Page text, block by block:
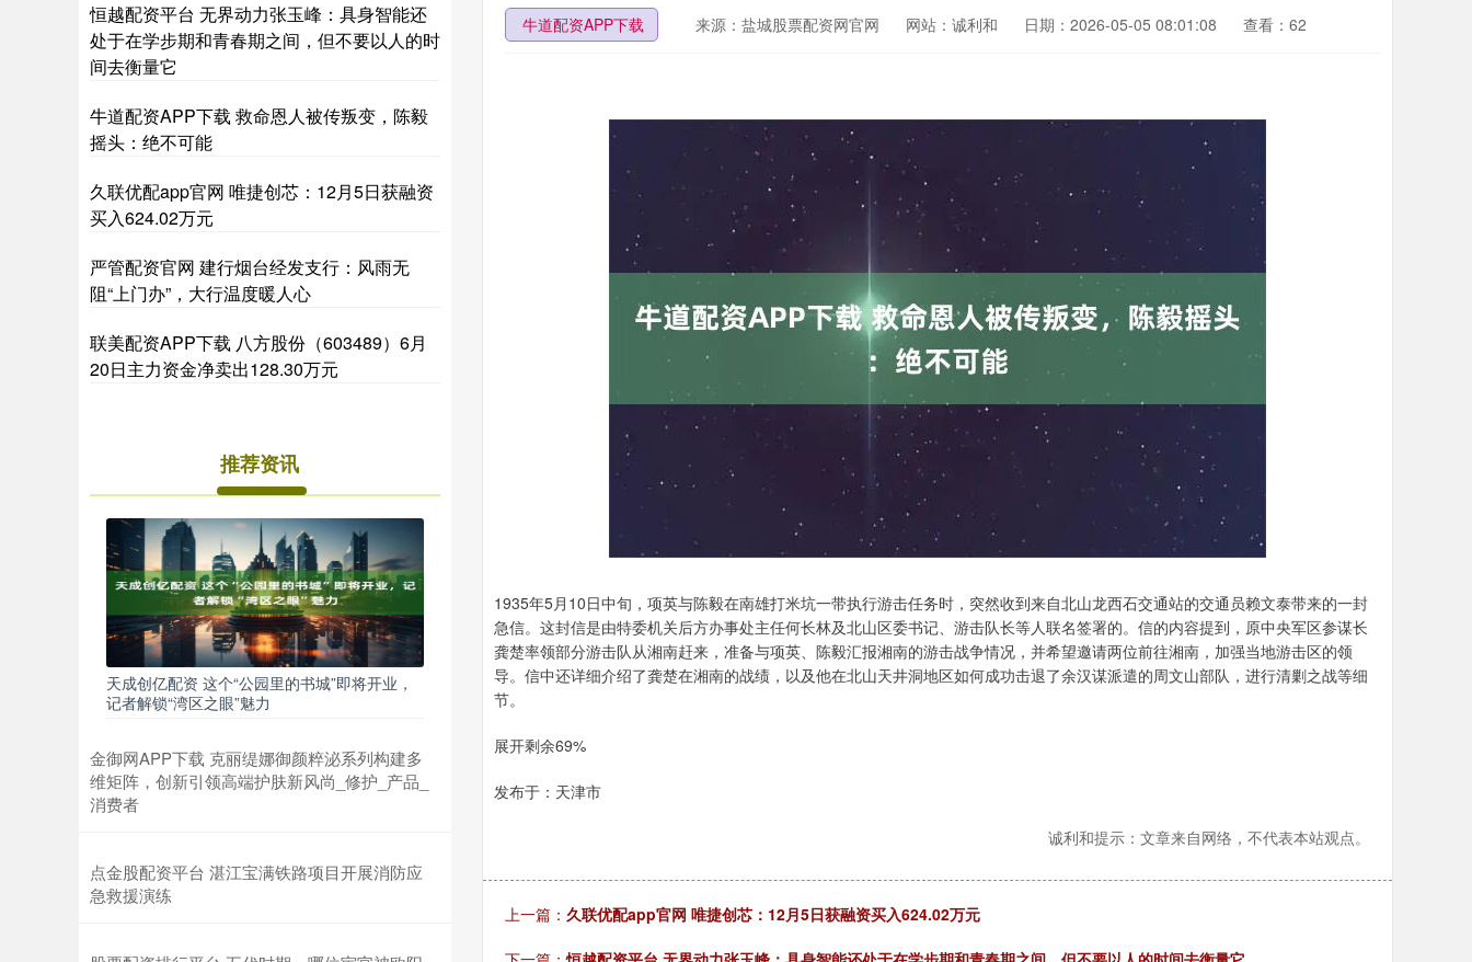
牛道配资APP下载 来源：盐城股票配资网官网 网站：诚利和 日期：2026-05-05 08:01:08 查看：62
1935年5月10日中旬，项英与陈毅在南雄打米坑一带执行游击任务时，突然收到来自北山龙西石交通站的交通员赖文泰带来的一封
急信。这封信是由特委机关后方办事处主任何长林及北山区委书记、游击队长等人联名签署的。信的内容提到，原中央军区参谋长
龚楚率领部分游击队从湘南赶来，准备与项英、陈毅汇报湘南的游击战争情况，并希望邀请两位前往湘南，加强当地游击区的领
导。信中还详细介绍了龚楚在湘南的战绩，以及他在北山天井洞地区如何成功击退了余汉谋派遣的周文山部队，进行清剿之战等细
节。
展开剩余69%
发布于：天津市
诚利和提示：文章来自网络，不代表本站观点。
上一篇： 久联优配app官网 唯捷创芯：12月5日获融资买入624.02万元
恒越配资平台 无界动力张玉峰：具身智能还
处于在学步期和青春期之间，但不要以人的时
间去衡量它
牛道配资APP下载 救命恩人被传叛变，陈毅
摇头：绝不可能
久联优配app官网 唯捷创芯：12月5日获融资
买入624.02万元
严管配资官网 建行烟台经发支行：风雨无
阻“上门办”，大行温度暖人心
联美配资APP下载 八方股份（603489）6月
20日主力资金净卖出128.30万元
推荐资讯
天成创亿配资 这个“公园里的书城”即将开业，
记者解锁“湾区之眼”魅力
金御网APP下载 克丽缇娜御颜粹泌系列构建多
维矩阵，创新引领高端护肤新风尚_修护_产品_
消费者
点金股配资平台 湛江宝满铁路项目开展消防应
急救援演练